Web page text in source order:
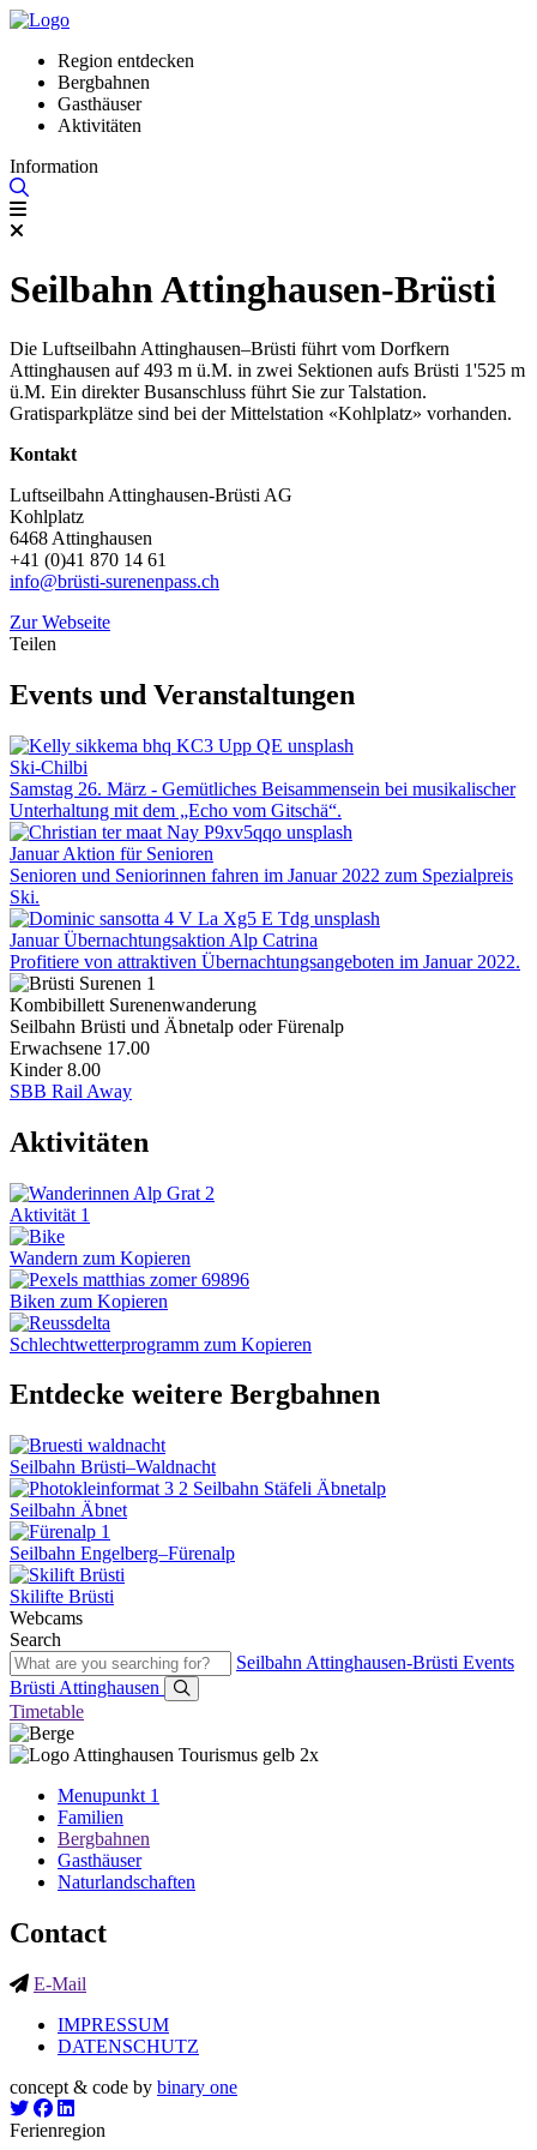
Region entdecken
Bergbahnen
Gasthäuser
Aktivitäten
Information
Seilbahn Attinghausen-Brüsti
Die Luftseilbahn Attinghausen–Brüsti führt vom Dorfkern
Attinghausen auf 493 m ü.M. in zwei Sektionen aufs Brüsti 1'525 m
ü.M. Ein direkter Busanschluss führt Sie zur Talstation.
Gratisparkplätze sind bei der Mittelstation «Kohlplatz» vorhanden.
Kontakt
Luftseilbahn Attinghausen-Brüsti AG
Kohlplatz
6468 Attinghausen
+41 (0)41 870 14 61
info@brüsti-surenenpass.ch
Zur Webseite
Teilen
Events und Veranstaltungen
Ski-Chilbi
Samstag 26. März - Gemütliches Beisammensein bei musikalischer
Unterhaltung mit dem „Echo vom Gitschä“.
Januar Aktion für Senioren
Senioren und Seniorinnen fahren im Januar 2022 zum Spezialpreis
Ski.
Januar Übernachtungsaktion Alp Catrina
Profitiere von attraktiven Übernachtungsangeboten im Januar 2022.
Kombibillett Surenenwanderung
Seilbahn Brüsti und Äbnetalp oder Fürenalp
Erwachsene 17.00
Kinder 8.00
SBB Rail Away
Aktivitäten
Aktivität 1
Wandern zum Kopieren
Biken zum Kopieren
Schlechtwetterprogramm zum Kopieren
Entdecke weitere Bergbahnen
Seilbahn Brüsti–Waldnacht
Seilbahn Äbnet
Seilbahn Engelberg–Fürenalp
Skilifte Brüsti
Webcams
Search
Seilbahn Attinghausen-Brüsti Events
Brüsti Attinghausen
Timetable
Menupunkt 1
Familien
Bergbahnen
Gasthäuser
Naturlandschaften
Contact
E-Mail
IMPRESSUM
DATENSCHUTZ
concept & code by binary one
Ferienregion